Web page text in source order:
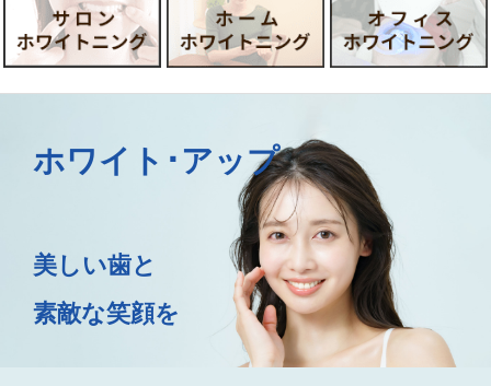
渋谷
open
ホワイト･アップ
美しい歯と
素敵な笑顔を